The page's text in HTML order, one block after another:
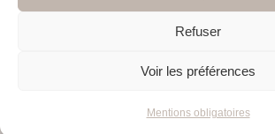
Refuser
Voir les préférences
Mentions obligatoires
Réalisé avec ♡ par